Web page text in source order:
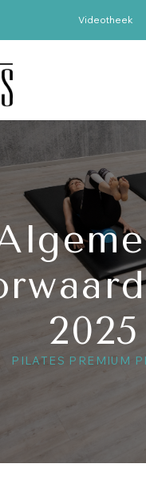
Videotheek
2025
PILATES PREMIUM